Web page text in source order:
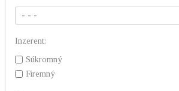
Inzerent:
Súkromný
Firemný